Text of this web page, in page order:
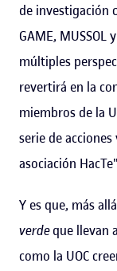
de investigación
GAME, MUSSOL
múltiples
revertirá en la
miembros de la
serie de acciones
asociación
Y es que, más
verdeque llevan
como la UOC